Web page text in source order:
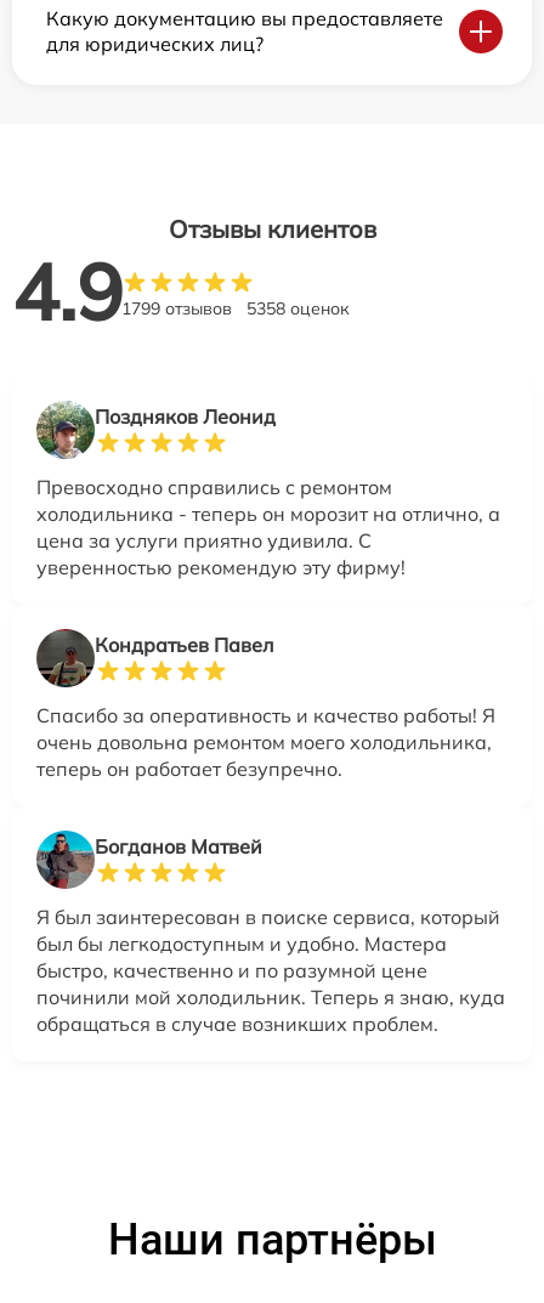
Какую документацию вы предоставляете
для юридических лиц?
Отзывы клиентов
4.91799 отзывов 5358 оценок
Поздняков Леонид
Превосходно справились с ремонтом
холодильника - теперь он морозит на отлично, а
цена за услуги приятно удивила. С
уверенностью рекомендую эту фирму!
Кондратьев Павел
Спасибо за оперативность и качество работы! Я
очень довольна ремонтом моего холодильника,
теперь он работает безупречно.
Богданов Матвей
Я был заинтересован в поиске сервиса, который
был бы легкодоступным и удобно. Мастера
быстро, качественно и по разумной цене
починили мой холодильник. Теперь я знаю, куда
обращаться в случае возникших проблем.
Наши партнёры